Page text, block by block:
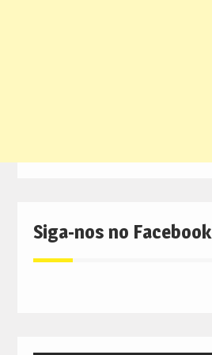
Siga-nos no Facebook